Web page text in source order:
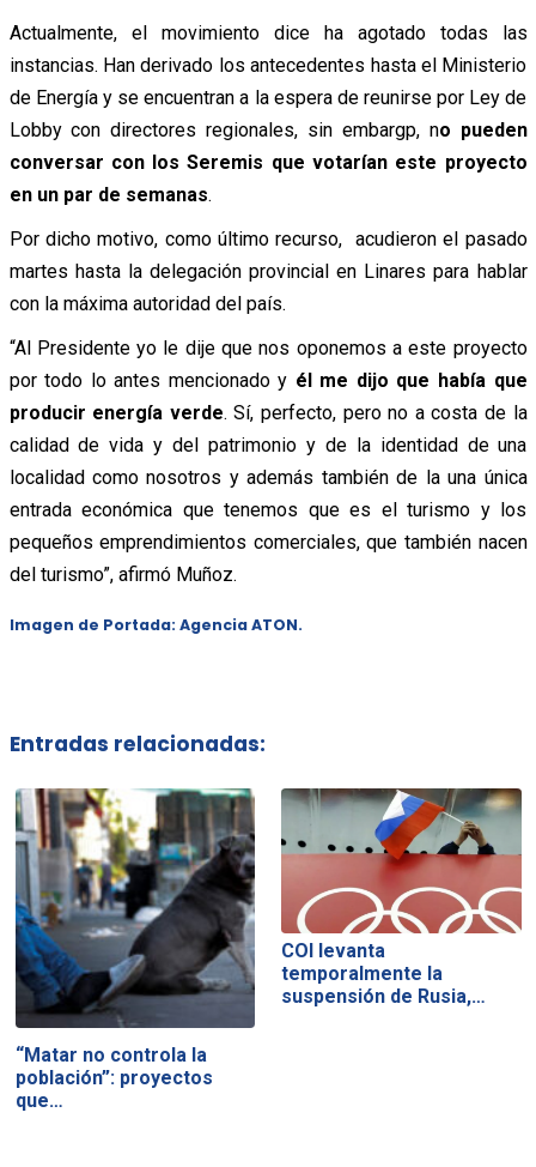
Actualmente, el movimiento dice ha agotado todas las
instancias. Han derivado los antecedentes hasta el Ministerio
de Energía y se encuentran a la espera de reunirse por Ley de
Lobby con directores regionales, sin embargp, no pueden
conversar con los Seremis que votarían este proyecto
en un par de semanas.
Por dicho motivo, como último recurso, acudieron el pasado
martes hasta la delegación provincial en Linares para hablar
con la máxima autoridad del país.
“Al Presidente yo le dije que nos oponemos a este proyecto
por todo lo antes mencionado y él me dijo que había que
producir energía verde. Sí, perfecto, pero no a costa de la
calidad de vida y del patrimonio y de la identidad de una
localidad como nosotros y además también de la una única
entrada económica que tenemos que es el turismo y los
pequeños emprendimientos comerciales, que también nacen
del turismo”, afirmó Muñoz.
Imagen de Portada: Agencia ATON.
Entradas relacionadas:
“Matar no controla la
población”: proyectos
que…
COI levanta
temporalmente la
suspensión de Rusia,…